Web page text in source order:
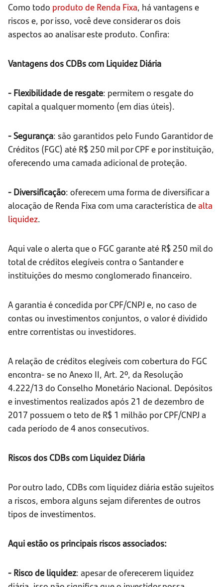
Como todo produto de Renda Fixa, há vantagens e
riscos e, por isso, você deve considerar os dois
aspectos ao analisar este produto. Confira:
Vantagens dos CDBs com Liquidez Diária
- Flexibilidade de resgate: permitem o resgate do
capital a qualquer momento (em dias úteis).
- Segurança: são garantidos pelo Fundo Garantidor de
Créditos (FGC) até R$ 250 mil por CPF e por instituição,
oferecendo uma camada adicional de proteção.
- Diversificação: oferecem uma forma de diversificar a
alocação de Renda Fixa com uma característica dealta
liquidez.
Aqui vale o alerta que o FGC garante até R$ 250 mil do
total de créditos elegíveis contra o Santander e
instituições do mesmo conglomerado financeiro.
A garantia é concedida por CPF/CNPJ e, no caso de
contas ou investimentos conjuntos, o valor é dividido
entre correntistas ou investidores.
A relação de créditos elegíveis com cobertura do FGC
encontra- se no Anexo II, Art. 2º, da Resolução
4.222/13 do Conselho Monetário Nacional. Depósitos
e investimentos realizados após 21 de dezembro de
2017 possuem o teto de R$ 1 milhão por CPF/CNPJ a
cada período de 4 anos consecutivos.
Riscos dos CDBs com Liquidez Diária
Por outro lado, CDBs com liquidez diária estão sujeitos
a riscos, embora alguns sejam diferentes de outros
tipos de investimentos.
Aqui estão os principais riscos associados:
- Risco de liquidez: apesar de oferecerem liquidez